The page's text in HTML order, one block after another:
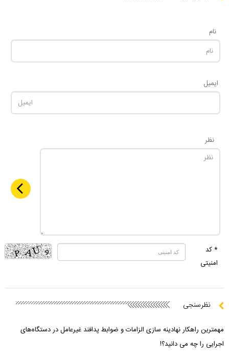
نام
ایمیل
نظر
* کد
امنیتی
نظرسنجی
مهمترین راهکار نهادینه سازی الزامات و ضوابط پدافند غیرعامل در دستگاه‌های
اجرایی را چه می دانید؟!